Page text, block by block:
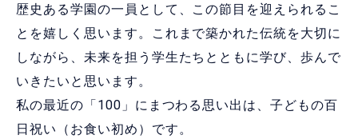
歴史ある学園の一員として、この節目を迎えられるこ
とを嬉しく思います。これまで築かれた伝統を大切に
しながら、未来を担う学生たちとともに学び、歩んで
いきたいと思います。
私の最近の「100」にまつわる思い出は、子どもの百
日祝い（お食い初め）です。